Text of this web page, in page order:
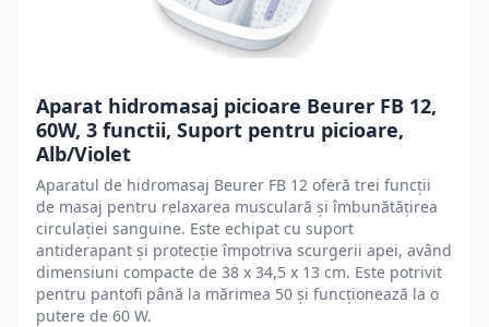
Aparat hidromasaj picioare Beurer FB 12,
60W, 3 functii, Suport pentru picioare,
Alb/Violet
Aparatul de hidromasaj Beurer FB 12 oferă trei funcții
de masaj pentru relaxarea musculară și îmbunătățirea
circulației sanguine. Este echipat cu suport
antiderapant și protecție împotriva scurgerii apei, având
dimensiuni compacte de 38 x 34,5 x 13 cm. Este potrivit
pentru pantofi până la mărimea 50 și funcționează la o
putere de 60 W.